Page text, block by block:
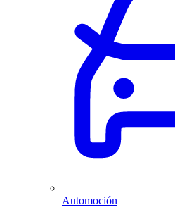
Automoción